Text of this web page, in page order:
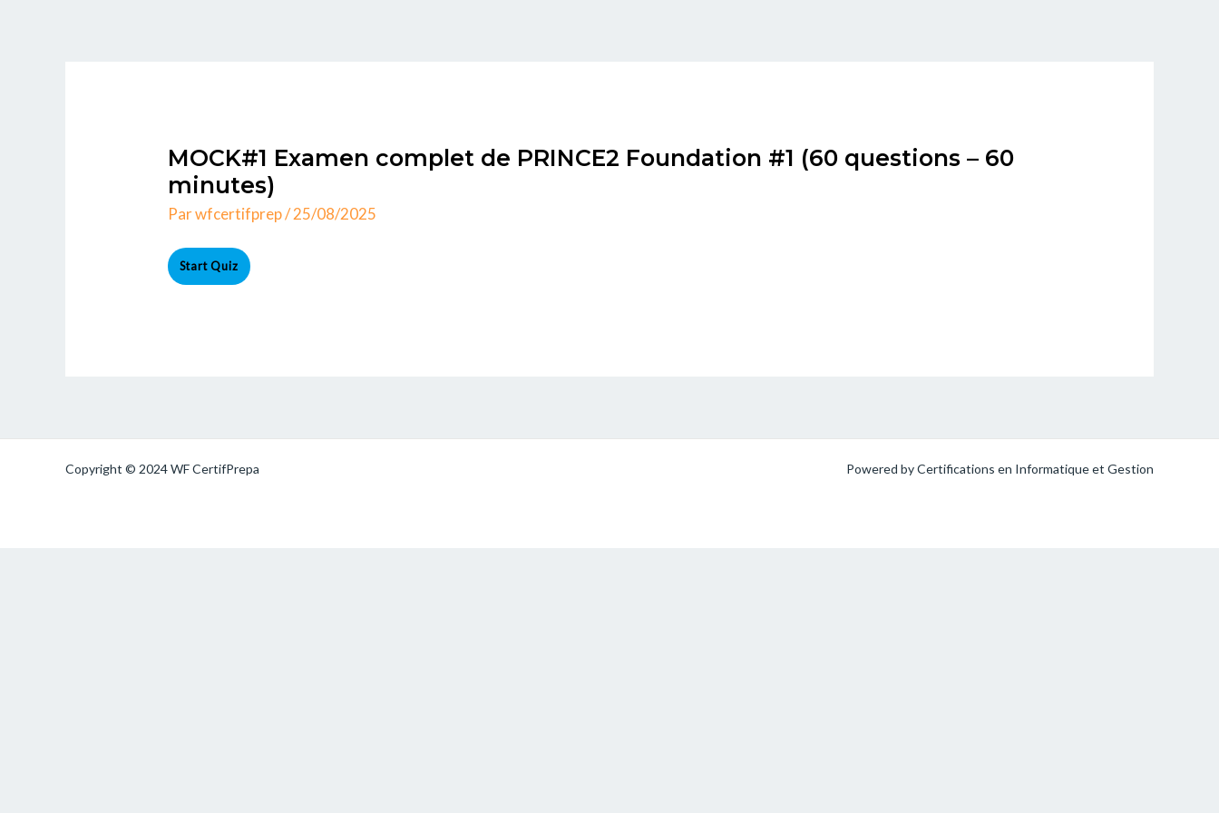
MOCK#1 Examen complet de PRINCE2 Foundation #1 (60 questions – 60
minutes)
Parwfcertifprep/25/08/2025
Copyright © 2024 WF CertifPrepa Powered by Certifications en Informatique et Gestion